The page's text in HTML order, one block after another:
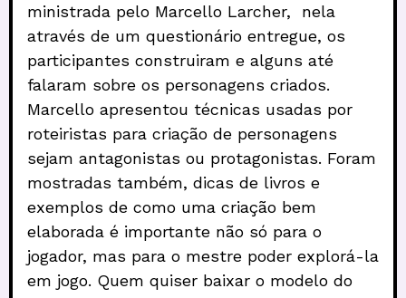
ministrada pelo Marcello Larcher, nela
através de um questionário entregue, os
participantes construiram e alguns até
falaram sobre os personagens criados.
Marcello apresentou técnicas usadas por
roteiristas para criação de personagens
sejam antagonistas ou protagonistas. Foram
mostradas também, dicas de livros e
exemplos de como uma criação bem
elaborada é importante não só para o
jogador, mas para o mestre poder explorá-la
em jogo. Quem quiser baixar o modelo do